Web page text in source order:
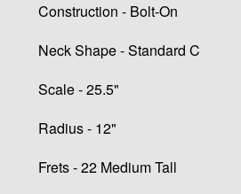
Construction - Bolt-On
Neck Shape - Standard C
Scale - 25.5"
Radius - 12"
Frets - 22 Medium Tall